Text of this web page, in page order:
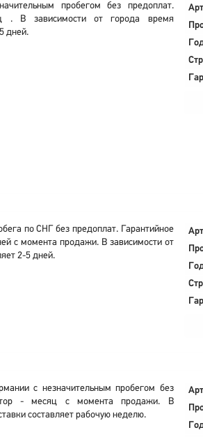
пробегом без предоплат.
. В зависимости от города время
дней.
по СНГ без предоплат. Гарантийное
с момента продажи. В зависимости от
2-5 дней.
с незначительным пробегом без
- месяц с момента продажи. В
составляет рабочую неделю.